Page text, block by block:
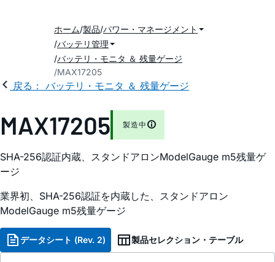
ホーム 製品 パワー・マネージメント
バッテリ管理
バッテリ・モニタ ＆ 残量ゲージ
MAX17205
戻る： バッテリ・モニタ ＆ 残量ゲージ
MAX17205 製造中
SHA-256認証内蔵、スタンドアロンModelGauge m5残量ゲ
ージ
業界初、SHA-256認証を内蔵した、スタンドアロン
ModelGauge m5残量ゲージ
データシート (Rev. 2) 製品セレクション・テーブル